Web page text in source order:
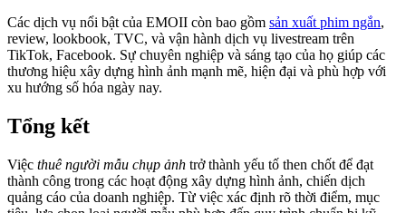
Các dịch vụ nổi bật của EMOII còn bao gồm sản xuất phim ngắn,
review, lookbook, TVC, và vận hành dịch vụ livestream trên
TikTok, Facebook. Sự chuyên nghiệp và sáng tạo của họ giúp các
thương hiệu xây dựng hình ảnh mạnh mẽ, hiện đại và phù hợp với
xu hướng số hóa ngày nay.
Tổng kết
Việc thuê người mẫu chụp ảnh trở thành yếu tố then chốt để đạt
thành công trong các hoạt động xây dựng hình ảnh, chiến dịch
quảng cáo của doanh nghiệp. Từ việc xác định rõ thời điểm, mục